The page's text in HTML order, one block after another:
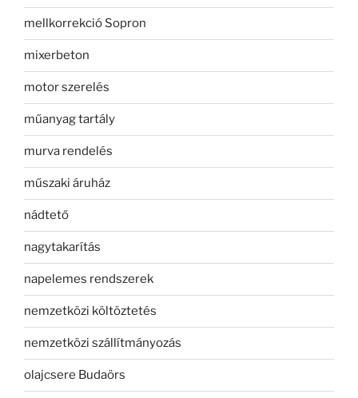
mellkorrekció Sopron
mixerbeton
motor szerelés
műanyag tartály
murva rendelés
műszaki áruház
nádtető
nagytakarítás
napelemes rendszerek
nemzetközi költöztetés
nemzetközi szállítmányozás
olajcsere Budaörs